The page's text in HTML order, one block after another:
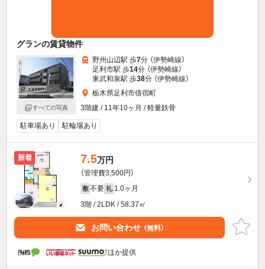
グランの賃貸物件
すべての写真
野州山辺駅 歩7分 （伊勢崎線）
足利市駅 歩14分 （伊勢崎線）
東武和泉駅 歩38分 （伊勢崎線）
栃木県足利市借宿町
3階建 / 11年10ヶ月 / 軽量鉄骨
駐車場あり 駐輪場あり
新着 7.5万円
（管理費3,500円）
敷 不要 礼 1.0ヶ月
3階 / 2LDK / 58.37㎡
お問い合わせ （無料）
ほか提供